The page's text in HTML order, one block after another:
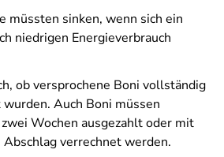
müssten sinken, wenn sich ein
niedrigen Energieverbrauch
ob versprochene Boni vollständig
Auch Boni müssen
Wochen ausgezahlt oder mit
Abschlag verrechnet werden.